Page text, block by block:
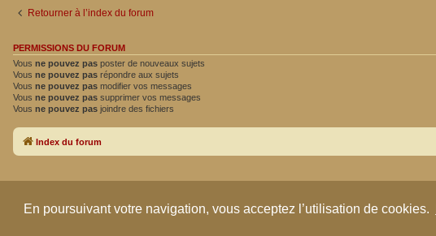
En poursuivant votre navigation, vous acceptez l’utilisation de cookies.
Retourner à l’index du forum
PERMISSIONS DU FORUM
Vous ne pouvez pas poster de nouveaux sujets
Vous ne pouvez pas répondre aux sujets
Vous ne pouvez pas modifier vos messages
Vous ne pouvez pas supprimer vos messages
Vous ne pouvez pas joindre des fichiers
Index du forum